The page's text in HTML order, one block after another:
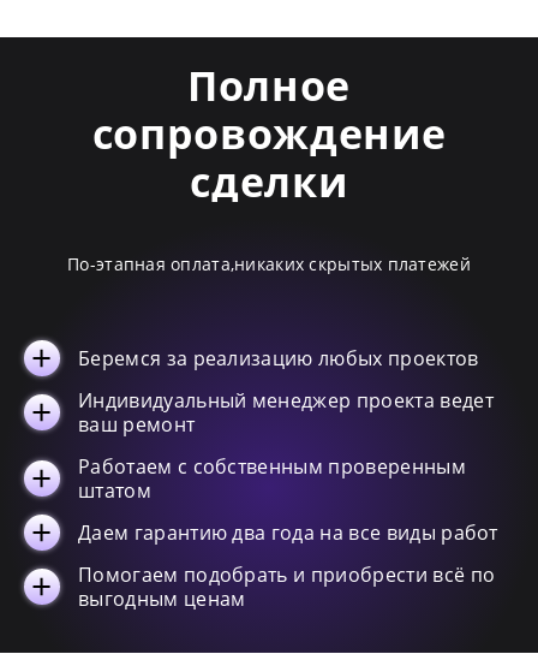
Superclassica SCW 4
3
Полное
сопровождение
сделки
По-этапная оплата,никаких скрытых платежей
Беремся за реализацию любых проектов
Индивидуальный менеджер проекта ведет
ваш ремонт
Работаем с собственным проверенным
штатом
Даем гарантию два года на все виды работ
Помогаем подобрать и приобрести всё по
выгодным ценам